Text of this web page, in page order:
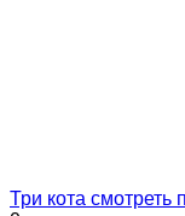
Три кота смотреть